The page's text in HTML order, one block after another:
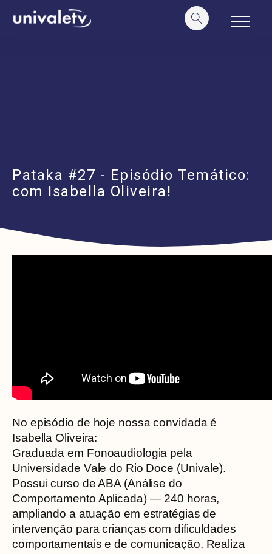
conteúdo
Pataka #27 - Episódio Temático:
com Isabella Oliveira!
No episódio de hoje nossa convidada é
Isabella Oliveira:
Graduada em Fonoaudiologia pela
Universidade Vale do Rio Doce (Univale).
Possui curso de ABA (Análise do
Comportamento Aplicada) — 240 horas,
ampliando a atuação em estratégias de
intervenção para crianças com dificuldades
comportamentais e de comunicação. Realiza